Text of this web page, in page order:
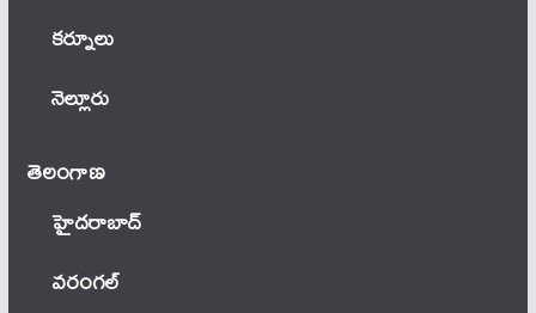
కర్నూలు
నెల్లూరు
తెలంగాణ‌
హైదరాబాద్
వ‌రంగ‌ల్